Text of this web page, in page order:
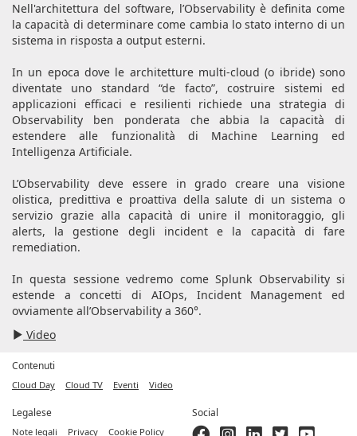
Nell'architettura del software, l’Observability è definita come
la capacità di determinare come cambia lo stato interno di un
sistema in risposta a output esterni.
In un epoca dove le architetture multi-cloud (o ibride) sono
diventate uno standard “de facto”, costruire sistemi ed
applicazioni efficaci e resilienti richiede una strategia di
Observability ben ponderata che abbia la capacità di
estendere alle funzionalità di Machine Learning ed
Intelligenza Artificiale.
L’Observability deve essere in grado creare una visione
olistica, predittiva e proattiva della salute di un sistema o
servizio grazie alla capacità di unire il monitoraggio, gli
alerts, la gestione degli incident e la capacità di fare
remediation.
In questa sessione vedremo come Splunk Observability si
estende a concetti di AIOps, Incident Management ed
ovviamente all’Observability a 360°.
Video
Contenuti
Cloud Day Cloud TV Eventi Video
Legalese
Note legali Privacy Cookie Policy
Social